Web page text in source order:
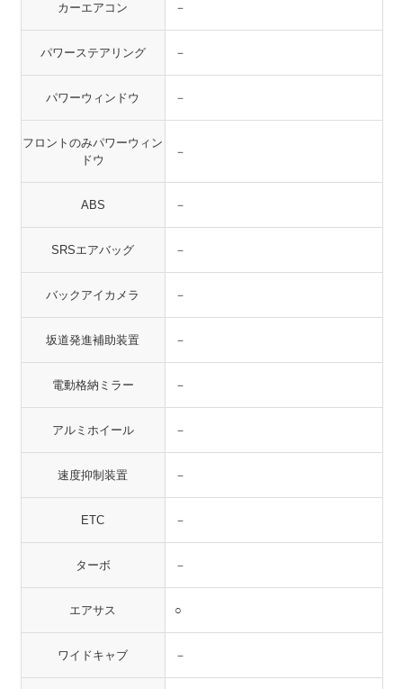
カーエアコン －
パワーステアリング －
パワーウィンドウ －
フロントのみパワーウィン
ドウ
－
ABS －
SRSエアバッグ －
バックアイカメラ －
坂道発進補助装置 －
電動格納ミラー －
アルミホイール －
速度抑制装置 －
ETC －
ターボ －
エアサス ○
ワイドキャブ －